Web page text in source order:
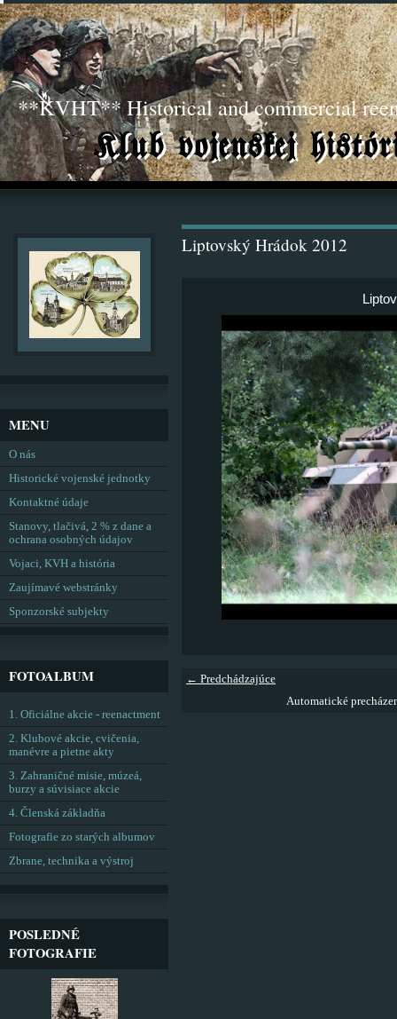
**KVHT** Historical and commercial
Liptovský Hrádok 2012
← Predchádzajúce
Automatické
MENU
O nás
Historické vojenské jednotky
Kontaktné údaje
Stanovy, tlačivá, 2 % z dane a
ochrana osobných údajov
Vojaci, KVH a história
Zaujímavé webstránky
Sponzorské subjekty
FOTOALBUM
1. Oficiálne akcie - reenactment
2. Klubové akcie, cvičenia,
manévre a pietne akty
3. Zahraničné misie, múzeá,
burzy a súvisiace akcie
4. Členská základňa
Fotografie zo starých albumov
Zbrane, technika a výstroj
POSLEDNÉ
FOTOGRAFIE